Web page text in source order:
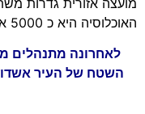
האוכלוסיה היא כ 5000 איש והצפיפות היא כ 360 איש לקמ"ר.
לאחרונה מתנהלים
השטח של העיר